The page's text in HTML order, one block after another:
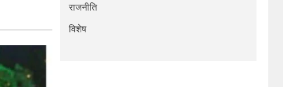
राजनीति
विशेष